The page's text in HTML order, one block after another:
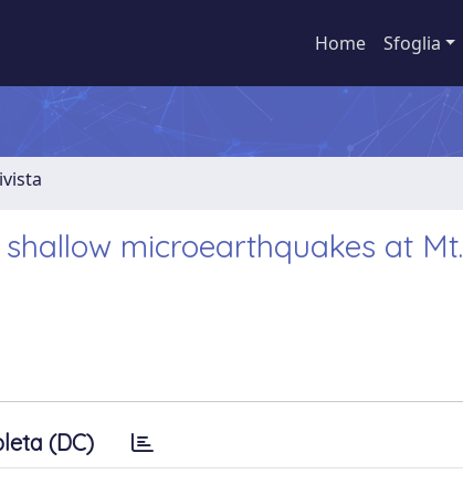
Home Sfoglia
microearthquakes at Mt.
(DC)